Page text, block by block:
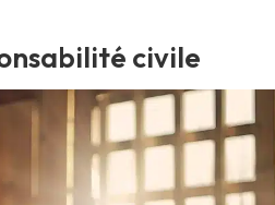
civile